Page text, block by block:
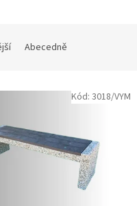
Abecedně
Kód: 3018/VYM